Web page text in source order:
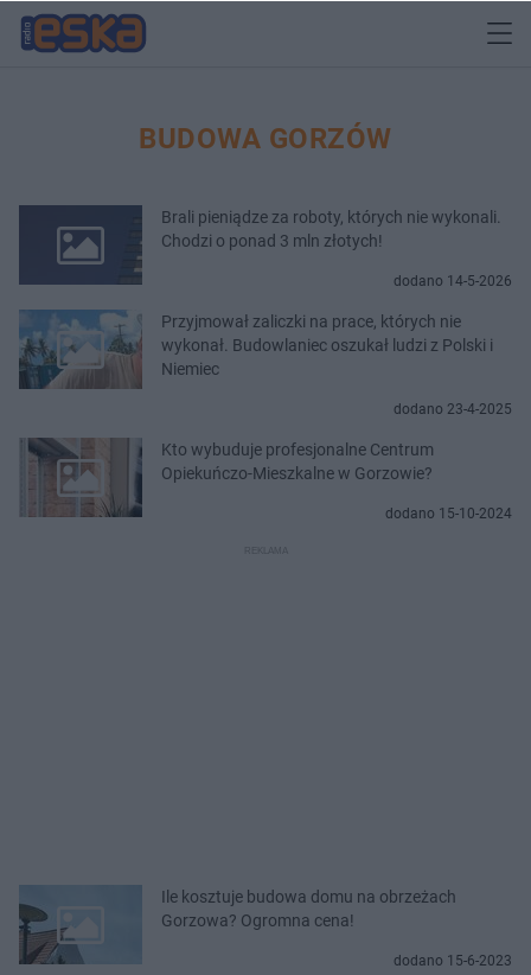
BUDOWA GORZÓW
Brali pieniądze za roboty, których nie wykonali.
Chodzi o ponad 3 mln złotych!
dodano 14-5-2026
Przyjmował zaliczki na prace, których nie
wykonał. Budowlaniec oszukał ludzi z Polski i
Niemiec
dodano 23-4-2025
Kto wybuduje profesjonalne Centrum
Opiekuńczo-Mieszkalne w Gorzowie?
dodano 15-10-2024
Ile kosztuje budowa domu na obrzeżach
Gorzowa? Ogromna cena!
dodano 15-6-2023